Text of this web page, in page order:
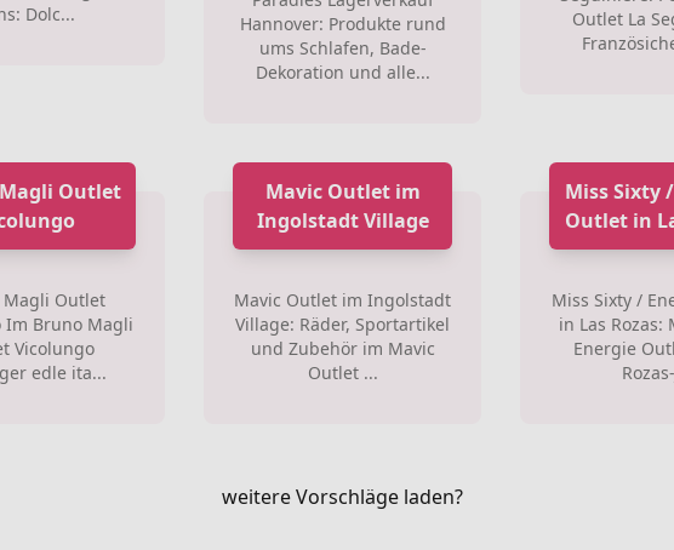
Dolc...
Hannover: Produkte rund
ums Schlafen, Bade-
Dekoration und alle...
Outlet La
Outlet
Magli Outlet
Im Bruno Magli
Vicolungo
edle ita...
Mavic Outlet im
Ingolstadt Village
Mavic Outlet im Ingolstadt
Village: Räder, Sportartikel
und Zubehör im Mavic
Outlet ...
Miss Sixty
Outlet in
Miss Sixty /
in Las Rozas:
Energie
weitere Vorschläge laden?